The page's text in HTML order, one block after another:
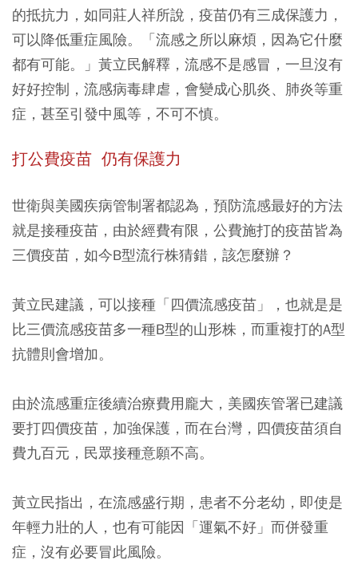
的抵抗力，如同莊人祥所說，疫苗仍有三成保護力，
可以降低重症風險。「流感之所以麻煩，因為它什麼
都有可能。」黃立民解釋，流感不是感冒，一旦沒有
好好控制，流感病毒肆虐，會變成心肌炎、肺炎等重
症，甚至引發中風等，不可不慎。
打公費疫苗 仍有保護力
世衛與美國疾病管制署都認為，預防流感最好的方法
就是接種疫苗，由於經費有限，公費施打的疫苗皆為
三價疫苗，如今B型流行株猜錯，該怎麼辦？
黃立民建議，可以接種「四價流感疫苗」，也就是是
比三價流感疫苗多一種B型的山形株，而重複打的A型
抗體則會增加。
由於流感重症後續治療費用龐大，美國疾管署已建議
要打四價疫苗，加強保護，而在台灣，四價疫苗須自
費九百元，民眾接種意願不高。
黃立民指出，在流感盛行期，患者不分老幼，即使是
年輕力壯的人，也有可能因「運氣不好」而併發重
症，沒有必要冒此風險。